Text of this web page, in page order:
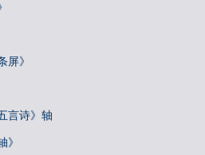
屏》
言诗》轴
》